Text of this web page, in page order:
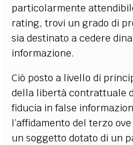
particolarmente
rating, trovi un grado di
sia destinato a cedere
informazione.
Ciò posto a livello di
della libertà contrattuale
fiducia in false
l’affidamento del terzo
un soggetto dotato di un